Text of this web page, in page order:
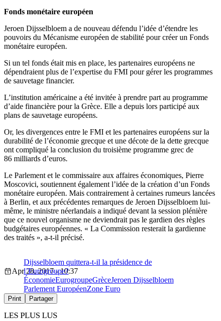
Fonds monétaire européen
Jeroen Dijsselbloem a de nouveau défendu l’idée d’étendre les
pouvoirs du Mécanisme européen de stabilité pour créer un Fonds
monétaire européen.
Si un tel fonds était mis en place, les partenaires européens ne
dépendraient plus de l’expertise du FMI pour gérer les programmes
de sauvetage financier.
L’institution américaine a été invitée à prendre part au programme
d’aide financière pour la Grèce. Elle a depuis lors participé aux
plans de sauvetage européens.
Or, les divergences entre le FMI et les partenaires européens sur la
durabilité de l’économie grecque et une décote de la dette grecque
ont compliqué la conclusion du troisième programme grec de
86 milliards d’euros.
Le Parlement et le commissaire aux affaires économiques, Pierre
Moscovici, soutiennent également l’idée de la création d’un Fonds
monétaire européen. Mais contrairement à certaines rumeurs lancées
à Berlin, et aux précédentes remarques de Jeroen Dijsselbloem lui-
même, le ministre néerlandais a indiqué devant la session plénière
que ce nouvel organisme ne deviendrait pas le gardien des règles
budgétaires européennes. « La Commission resterait la gardienne
des traités », a-t-il précisé.
Dijsselbloem quittera-t-il la présidence de
l’Eurogroupe?
Apr 28, 2017 - 10:37
ÉconomieEurogroupeGrèceJeroen Dijsselbloem
Parlement EuropéenZone Euro
Print Partager
LES PLUS LUS